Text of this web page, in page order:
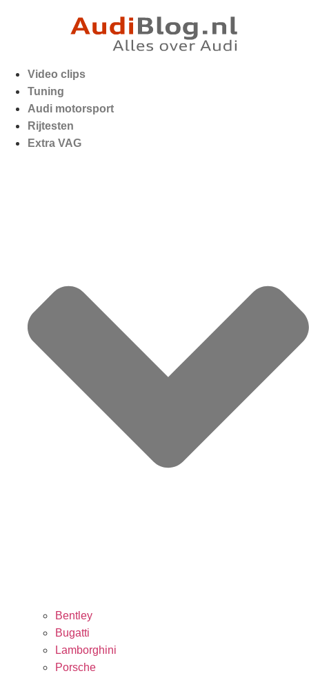
Video clips
Tuning
Audi motorsport
Rijtesten
Extra VAG
Bentley
Bugatti
Lamborghini
Porsche